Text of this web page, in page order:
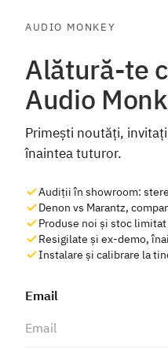
AUDIO MONKEY
Alătură-te
Audio
Primești noutăți,
înaintea tuturor.
Audiții în showroom:
Denon vs Marantz,
Produse noi și stoc limitat
Resigilate și ex-demo,
Instalare și calibrare la
Email